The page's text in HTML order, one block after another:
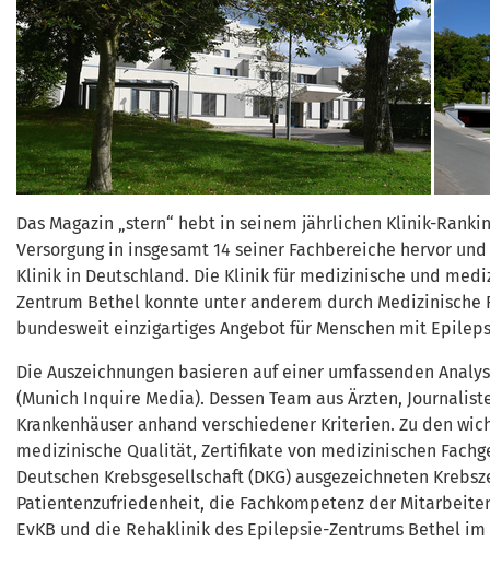
Das Magazin „stern“ hebt in seinem jährlichen Klinik-
Versorgung in insgesamt 14 seiner Fachbereiche hervor
Klinik in Deutschland. Die Klinik für medizinische und
Zentrum Bethel konnte unter anderem durch
bundesweit einzigartiges Angebot für Menschen mit
Die Auszeichnungen basieren auf einer umfassenden
(Munich Inquire Media). Dessen Team aus Ärzten,
Krankenhäuser anhand verschiedener Kriterien. Zu den
medizinische Qualität, Zertifikate von medizinischen
Deutschen Krebsgesellschaft (DKG) ausgezeichneten
Patientenzufriedenheit, die Fachkompetenz der
EvKB und die Rehaklinik des Epilepsie-Zentrums Bethel im